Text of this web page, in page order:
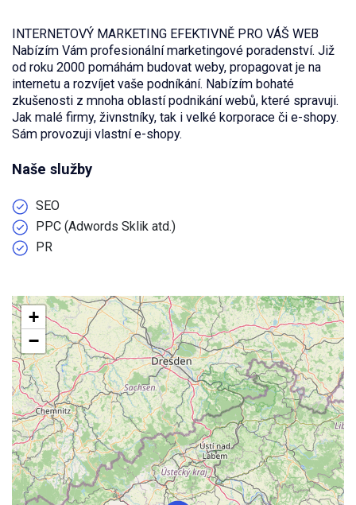
INTERNETOVÝ MARKETING EFEKTIVNĚ PRO VÁŠ WEB
Nabízím Vám profesionální marketingové poradenství. Již
od roku 2000 pomáhám budovat weby, propagovat je na
internetu a rozvíjet vaše podníkání. Nabízím bohaté
zkušenosti z mnoha oblastí podnikání webů, které spravuji.
Jak malé firmy, živnstníky, tak i velké korporace či e-shopy.
Sám provozuji vlastní e-shopy.
Naše služby
SEO
PPC (Adwords Sklik atd.)
PR
+
−